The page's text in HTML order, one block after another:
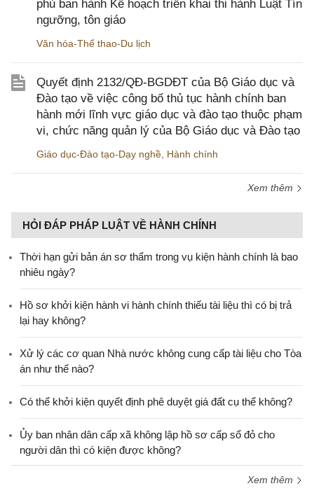
phủ ban hành Kế hoạch triển khai thi hành Luật Tín
ngưỡng, tôn giáo
Văn hóa-Thể thao-Du lịch
Quyết định 2132/QĐ-BGDĐT của Bộ Giáo dục và
Đào tạo về việc công bố thủ tục hành chính ban
hành mới lĩnh vực giáo dục và đào tạo thuộc phạm
vi, chức năng quản lý của Bộ Giáo dục và Đào tạo
Giáo dục-Đào tạo-Dạy nghề Hành chính
Xem thêm
HỎI ĐÁP PHÁP LUẬT VỀ HÀNH CHÍNH
Thời hạn gửi bản án sơ thẩm trong vụ kiện hành chính là bao
nhiêu ngày?
Hồ sơ khởi kiện hành vi hành chính thiếu tài liệu thì có bị trả
lại hay không?
Xử lý các cơ quan Nhà nước không cung cấp tài liệu cho Tòa
án như thế nào?
Có thể khởi kiện quyết định phê duyệt giá đất cụ thể không?
Ủy ban nhân dân cấp xã không lập hồ sơ cấp sổ đỏ cho
người dân thì có kiện được không?
Xem thêm